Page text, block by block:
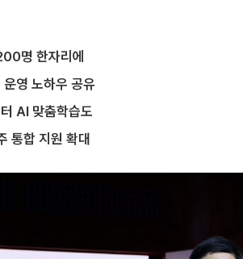
명 한자리에
영 노하우 공유
AI 맞춤학습도
통합 지원 확대